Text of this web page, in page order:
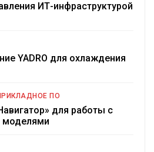
ИТ-инфраструктурой
YADRO для охлаждения
ПО
для работы с